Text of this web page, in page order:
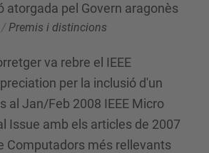
atorgada pel Govern aragonès
/Premis i distincions
va rebre el IEEE
per la inclusió d'un
al Jan/Feb 2008 IEEE Micro
Issue amb els articles de 2007
Computadors més rellevants